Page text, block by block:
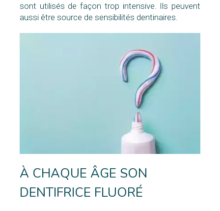
sont utilisés de façon trop intensive. Ils peuvent
aussi être source de sensibilités dentinaires.
À CHAQUE ÂGE SON
DENTIFRICE FLUORÉ